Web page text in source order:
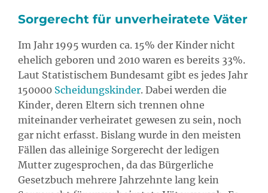
Sorgerecht für unverheiratete Väter
Im Jahr 1995 wurden ca. 15% der Kinder nicht
ehelich geboren und 2010 waren es bereits 33%.
Laut Statistischem Bundesamt gibt es jedes Jahr
150000 Scheidungskinder. Dabei werden die
Kinder, deren Eltern sich trennen ohne
miteinander verheiratet gewesen zu sein, noch
gar nicht erfasst. Bislang wurde in den meisten
Fällen das alleinige Sorgerecht der ledigen
Mutter zugesprochen, da das Bürgerliche
Gesetzbuch mehrere Jahrzehnte lang kein